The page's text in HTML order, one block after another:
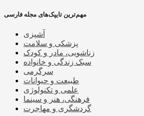
مهم‌ترین تایپک‌های مجله فارسی
آشپزی
پزشکی و سلامت
زناشویی، مادر و کودک
سبک زندگی و خانواده
سرگرمی
طبیعت و حیوانات
علمی و تکنولوژی
فرهنگی، هنر و سینما
گردشگری و مهاجرت